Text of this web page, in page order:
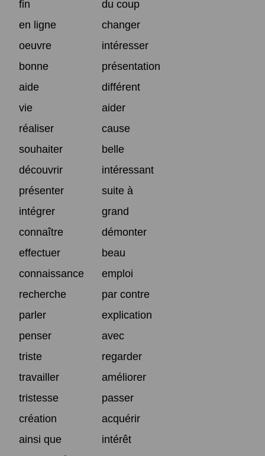
fin
du coup
en ligne
changer
oeuvre
intéresser
bonne
présentation
aide
différent
vie
aider
réaliser
cause
souhaiter
belle
découvrir
intéressant
présenter
suite à
intégrer
grand
connaître
démonter
effectuer
beau
connaissance
emploi
recherche
par contre
parler
explication
penser
avec
triste
regarder
travailler
améliorer
tristesse
passer
création
acquérir
ainsi que
intérêt